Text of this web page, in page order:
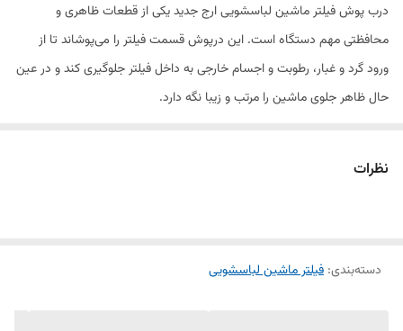
ویژگی غیرالکتریکی
درب پوش فیلتر ماشین لباسشویی ارج جدید یکی از قطعات ظاهری و
محافظتی مهم دستگاه است. این درپوش قسمت فیلتر را می‌پوشاند تا از
ورود گرد و غبار، رطوبت و اجسام خارجی به داخل فیلتر جلوگیری کند و در عین
حال ظاهر جلوی ماشین را مرتب و زیبا نگه دارد.
---
نظرات
دسته‌بندی: فیلتر ماشین لباسشویی